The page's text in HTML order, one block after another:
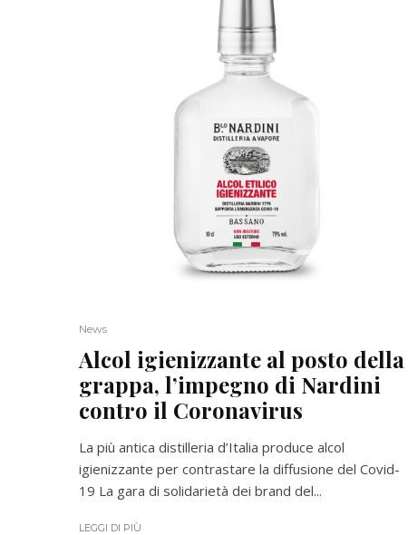
News
Alcol igienizzante al posto della
grappa, l’impegno di Nardini
contro il Coronavirus
La più antica distilleria d’Italia produce alcol
igienizzante per contrastare la diffusione del Covid-
19 La gara di solidarietà dei brand del...
LEGGI DI PIÙ